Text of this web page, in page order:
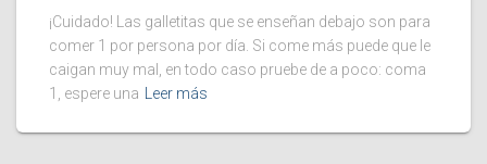
¡Cuidado! Las galletitas que se enseñan debajo son para
comer 1 por persona por día. Si come más puede que le
caigan muy mal, en todo caso pruebe de a poco: coma
1, espere una Leer más